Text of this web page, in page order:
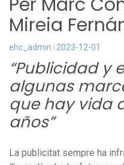
Mireia
ehc_admin 2023-12-01
“Publicidad y
algunas
que hay vida
años”
La publicitat sempre ha